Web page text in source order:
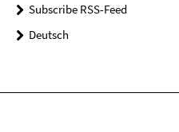
Subscribe RSS-Feed
Deutsch